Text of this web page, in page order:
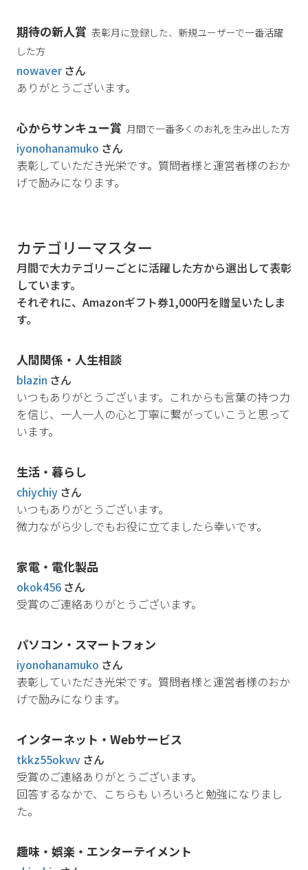
期待の新人賞 表彰月に登録した、新規ユーザーで一番活躍
した方
nowaver さん
ありがとうございます。
心からサンキュー賞 月間で一番多くのお礼を生み出した方
iyonohanamuko さん
表彰していただき光栄です。質問者様と運営者様のおか
げで励みになります。
カテゴリーマスター
月間で大カテゴリーごとに活躍した方から選出して表彰
しています。
それぞれに、Amazonギフト券1,000円を贈呈いたしま
す。
人間関係・人生相談
blazin さん
いつもありがとうございます。これからも言葉の持つ力
を信じ、一人一人の心と丁寧に繋がっていこうと思って
います。
生活・暮らし
chiychiy さん
いつもありがとうございます。
微力ながら少しでもお役に立てましたら幸いです。
家電・電化製品
okok456 さん
受賞のご連絡ありがとうございます。
パソコン・スマートフォン
iyonohanamuko さん
表彰していただき光栄です。質問者様と運営者様のおか
げで励みになります。
インターネット・Webサービス
tkkz55okwv さん
受賞のご連絡ありがとうございます。
回答するなかで、こちらも いろいろと勉強になりまし
た。
趣味・娯楽・エンターテイメント